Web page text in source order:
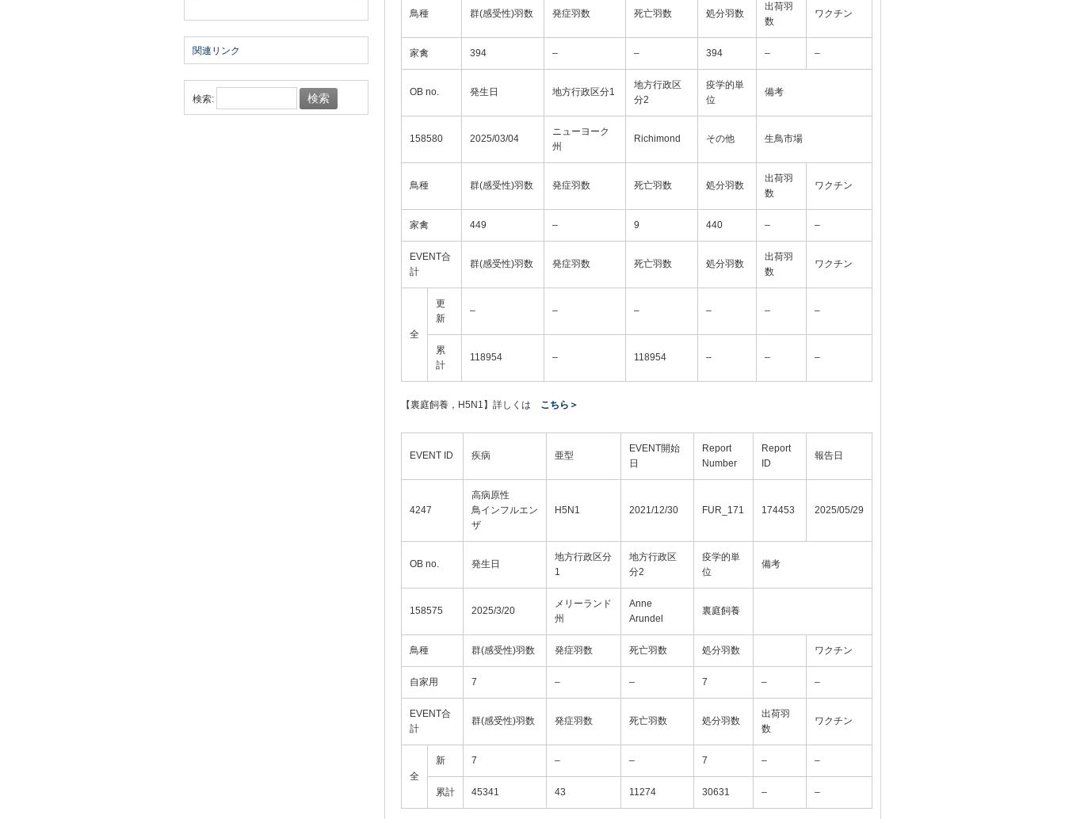
鳥種 群(感受性)羽数 発症羽数 死亡羽数 処分羽数
出荷羽
数
ワクチン
家禽 394 – – 394 – –
OB no. 発生日 地方行政区分1
地方行政区
分2
疫学的単
位
備考
158580 2025/03/04
ニューヨーク
州
Richimond その他 生鳥市場
鳥種 群(感受性)羽数 発症羽数 死亡羽数 処分羽数
出荷羽
数
ワクチン
家禽 449 – 9 440 – –
EVENT合
計
群(感受性)羽数 発症羽数 死亡羽数 処分羽数
出荷羽
数
ワクチン
全
更
新
– – – – – –
累
計
118954 – 118954 – – –
【裏庭飼養，H5N1】詳しくは こちら＞
EVENT ID 疾病 亜型
EVENT開始
日
Report
Number
Report
ID
報告日
4247
高病原性
鳥インフルエン
ザ
H5N1 2021/12/30 FUR_171 174453 2025/05/29
OB no. 発生日
地方行政区分
1
地方行政区
分2
疫学的単
位
備考
158575 2025/3/20
メリーランド
州
Anne
Arundel
裏庭飼養
鳥種 群(感受性)羽数 発症羽数 死亡羽数 処分羽数 ワクチン
自家用 7 – – 7 – –
EVENT合
計
群(感受性)羽数 発症羽数 死亡羽数 処分羽数
出荷羽
数
ワクチン
全
新 7 – – 7 – –
累計 45341 43 11274 30631 – –
関連リンク
検索: